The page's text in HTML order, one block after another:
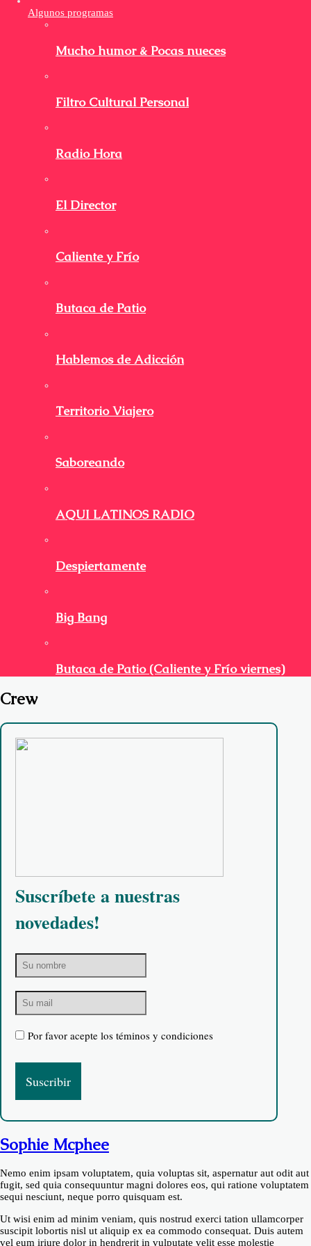
Algunos programas
Mucho humor & Pocas nueces
Filtro Cultural Personal
Radio Hora
El Director
Caliente y Frío
Butaca de Patio
Hablemos de Adicción
Territorio Viajero
Saboreando
AQUI LATINOS RADIO
Despiertamente
Big Bang
Butaca de Patio (Caliente y Frío viernes)
Crew
Suscríbete a nuestras
novedades!
Por favor acepte los téminos y condiciones
Sophie Mcphee
Nemo enim ipsam voluptatem, quia voluptas sit, aspernatur aut odit aut
fugit, sed quia consequuntur magni dolores eos, qui ratione voluptatem
sequi nesciunt, neque porro quisquam est.
Ut wisi enim ad minim veniam, quis nostrud exerci tation ullamcorper
suscipit lobortis nisl ut aliquip ex ea commodo consequat. Duis autem
vel eum iriure dolor in hendrerit in vulputate velit esse molestie